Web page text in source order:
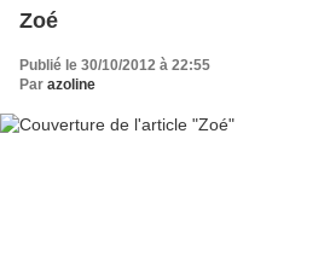
Zoé
Publié le 30/10/2012 à 22:55
Par azoline